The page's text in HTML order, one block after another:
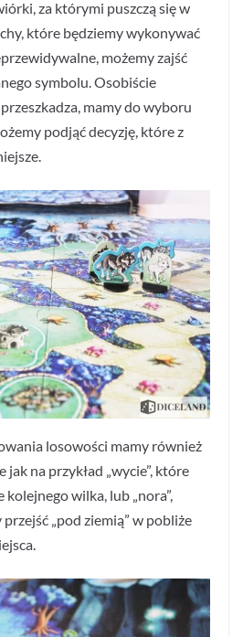
za którymi puszczą się w
które będziemy wykonywać
możemy zajść
symbolu. Osobiście
mamy do wyboru
podjąć decyzję, które z
losowości mamy również
na przykład „wycie”, które
wilka, lub „nora”,
„pod ziemią” w pobliże